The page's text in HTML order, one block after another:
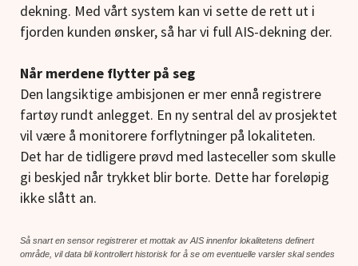
dekning. Med vårt system kan vi sette de rett ut i
fjorden kunden ønsker, så har vi full AIS-dekning der.
Når merdene flytter på seg
Den langsiktige ambisjonen er mer ennå registrere
fartøy rundt anlegget. En ny sentral del av prosjektet
vil være å monitorere forflytninger på lokaliteten.
Det har de tidligere prøvd med lasteceller som skulle
gi beskjed når trykket blir borte. Dette har foreløpig
ikke slått an.
Så snart en sensor registrerer et mottak av AIS innenfor lokalitetens definert
område, vil data bli kontrollert historisk for å se om eventuelle varsler skal sendes